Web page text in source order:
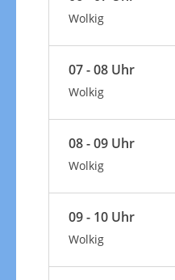
Wolkig
07 - 08 Uhr
Wolkig
08 - 09 Uhr
Wolkig
09 - 10 Uhr
Wolkig